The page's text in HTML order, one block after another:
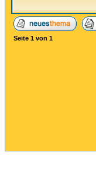
Seite 1 von 1